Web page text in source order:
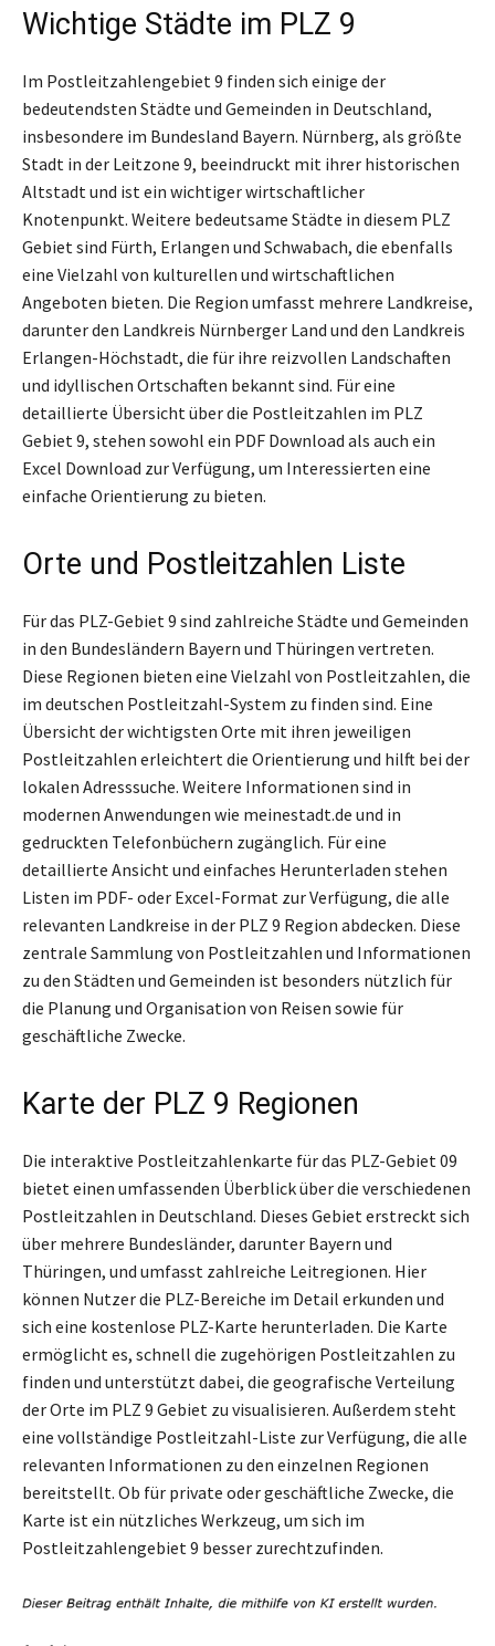
Wichtige Städte im PLZ 9
Im Postleitzahlengebiet 9 finden sich einige der
bedeutendsten Städte und Gemeinden in Deutschland,
insbesondere im Bundesland Bayern. Nürnberg, als größte
Stadt in der Leitzone 9, beeindruckt mit ihrer historischen
Altstadt und ist ein wichtiger wirtschaftlicher
Knotenpunkt. Weitere bedeutsame Städte in diesem PLZ
Gebiet sind Fürth, Erlangen und Schwabach, die ebenfalls
eine Vielzahl von kulturellen und wirtschaftlichen
Angeboten bieten. Die Region umfasst mehrere Landkreise,
darunter den Landkreis Nürnberger Land und den Landkreis
Erlangen-Höchstadt, die für ihre reizvollen Landschaften
und idyllischen Ortschaften bekannt sind. Für eine
detaillierte Übersicht über die Postleitzahlen im PLZ
Gebiet 9, stehen sowohl ein PDF Download als auch ein
Excel Download zur Verfügung, um Interessierten eine
einfache Orientierung zu bieten.
Orte und Postleitzahlen Liste
Für das PLZ-Gebiet 9 sind zahlreiche Städte und Gemeinden
in den Bundesländern Bayern und Thüringen vertreten.
Diese Regionen bieten eine Vielzahl von Postleitzahlen, die
im deutschen Postleitzahl-System zu finden sind. Eine
Übersicht der wichtigsten Orte mit ihren jeweiligen
Postleitzahlen erleichtert die Orientierung und hilft bei der
lokalen Adresssuche. Weitere Informationen sind in
modernen Anwendungen wie meinestadt.de und in
gedruckten Telefonbüchern zugänglich. Für eine
detaillierte Ansicht und einfaches Herunterladen stehen
Listen im PDF- oder Excel-Format zur Verfügung, die alle
relevanten Landkreise in der PLZ 9 Region abdecken. Diese
zentrale Sammlung von Postleitzahlen und Informationen
zu den Städten und Gemeinden ist besonders nützlich für
die Planung und Organisation von Reisen sowie für
geschäftliche Zwecke.
Karte der PLZ 9 Regionen
Die interaktive Postleitzahlenkarte für das PLZ-Gebiet 09
bietet einen umfassenden Überblick über die verschiedenen
Postleitzahlen in Deutschland. Dieses Gebiet erstreckt sich
über mehrere Bundesländer, darunter Bayern und
Thüringen, und umfasst zahlreiche Leitregionen. Hier
können Nutzer die PLZ-Bereiche im Detail erkunden und
sich eine kostenlose PLZ-Karte herunterladen. Die Karte
ermöglicht es, schnell die zugehörigen Postleitzahlen zu
finden und unterstützt dabei, die geografische Verteilung
der Orte im PLZ 9 Gebiet zu visualisieren. Außerdem steht
eine vollständige Postleitzahl-Liste zur Verfügung, die alle
relevanten Informationen zu den einzelnen Regionen
bereitstellt. Ob für private oder geschäftliche Zwecke, die
Karte ist ein nützliches Werkzeug, um sich im
Postleitzahlengebiet 9 besser zurechtzufinden.